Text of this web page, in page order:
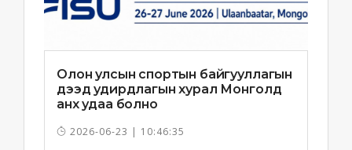
Олон улсын спортын байгууллагын
дээд удирдлагын хурал Монголд
анх удаа болно
2026-06-23 | 10:46:35